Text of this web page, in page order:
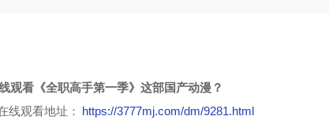
观看《全职高手第一季》这部国产动漫？
线观看地址： https://3777mj.com/dm/9281.html